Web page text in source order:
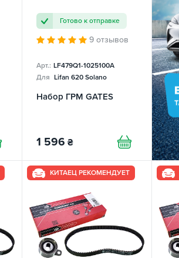
Готово к отправке
9 отзывов
Арт.: LF479Q1-1025100A
Для Lifan 620 Solano
Набор ГРМ GATES
1 596 ₴
КИТАЕЦ РЕКОМЕНДУЕТ